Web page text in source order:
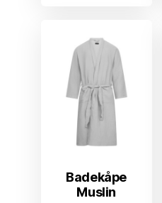
Badekåpe
Muslin